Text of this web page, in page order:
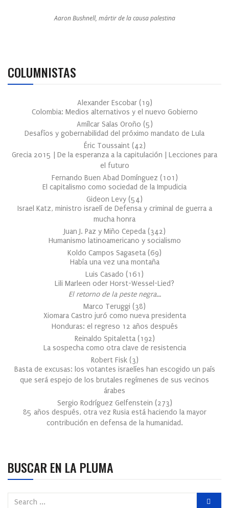
Aaron Bushnell, mártir de la causa palestina
COLUMNISTAS
Alexander Escobar (19)
Colombia: Medios alternativos y el nuevo Gobierno
Amílcar Salas Oroño (5)
Desafíos y gobernabilidad del próximo mandato de Lula
Éric Toussaint (42)
Grecia 2015 | De la esperanza a la capitulación | Lecciones para
el futuro
Fernando Buen Abad Domínguez (101 )
El capitalismo como sociedad de la Impudicia
Gideon Levy (54)
Israel Katz, ministro israelí de Defensa y criminal de guerra a
mucha honra
Juan J. Paz y Miño Cepeda (342)
Humanismo latinoamericano y socialismo
Koldo Campos Sagaseta (69)
Había una vez una montaña
Luis Casado (161 )
Lili Marleen oder Horst-Wessel-Lied?
El retorno de la peste negra…
Marco Teruggi (38)
Xiomara Castro juró como nueva presidenta
Honduras: el regreso 12 años después
Reinaldo Spitaletta (192)
La sospecha como otra clave de resistencia
Robert Fisk (3)
Basta de excusas: los votantes israelíes han escogido un país
que será espejo de los brutales regímenes de sus vecinos
árabes
Sergio Rodríguez Gelfenstein (273)
85 años después, otra vez Rusia está haciendo la mayor
contribución en defensa de la humanidad.
BUSCAR EN LA PLUMA